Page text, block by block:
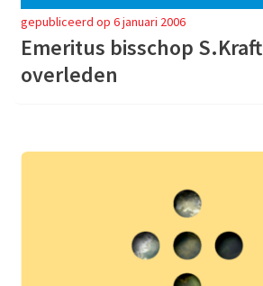
gepubliceerd op 6 januari 2006
Emeritus bisschop S.Kraft
overleden